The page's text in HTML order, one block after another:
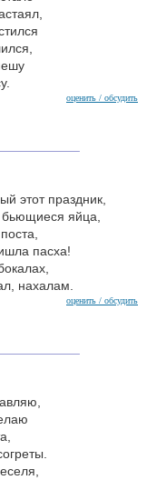
оценить / обсудить
этот праздник,
яйца,
пасха!
нахалам.
оценить / обсудить